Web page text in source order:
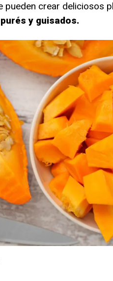
pueden crear deliciosos
y guisados.